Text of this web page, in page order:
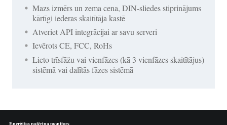
Mazs izmērs un zema cena, DIN-sliedes stiprinājums
kārtīgi iederas skaitītāja kastē
Atveriet API integrācijai ar savu serveri
Ievērots CE, FCC, RoHs
Lieto trīsfāžu vai vienfāzes (kā 3 vienfāzes skaitītājus)
sistēmā vai dalītās fāzes sistēmā
Enerģijas patēriņa monitors